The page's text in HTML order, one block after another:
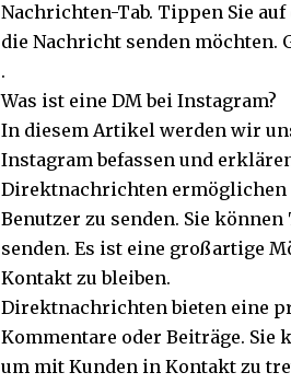
Nachrichten-Tab. Tippen Sie auf
die Nachricht senden möchten.
.
Was ist eine DM bei Instagram?
In diesem Artikel werden wir
Instagram befassen und
Direktnachrichten ermöglichen
Benutzer zu senden. Sie
senden. Es ist eine großartige
Kontakt zu bleiben.
Direktnachrichten bieten eine
Kommentare oder Beiträge. Sie
um mit Kunden in Kontakt zu